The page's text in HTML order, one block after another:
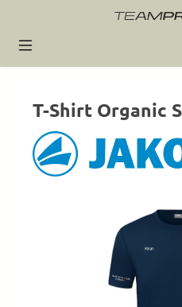
Zum Hauptinhalt springen
T-Shirt Organic
Bildergalerie überspringen